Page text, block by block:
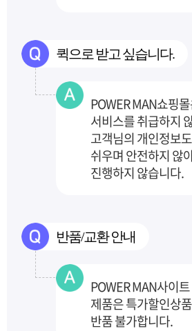
퀵으로 받고 싶습니다.
POWER MAN쇼핑
서비스를 취급하지
고객님의 개인정보
쉬우며 안전하지 않
진행하지 않습니다.
반품/교환 안내
POWER MAN사이
제품은 특가할인상
반품 불가합니다.